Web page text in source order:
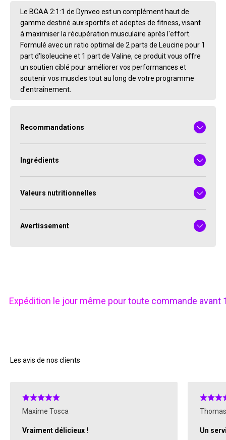
Le BCAA 2:1:1 de Dynveo est un complément haut de
gamme destiné aux sportifs et adeptes de fitness, visant
à maximiser la récupération musculaire après l'effort.
Formulé avec un ratio optimal de 2 parts de Leucine pour 1
part d'Isoleucine et 1 part de Valine, ce produit vous offre
un soutien ciblé pour améliorer vos performances et
soutenir vos muscles tout au long de votre programme
d’entraînement.
Recommandations
Ingrédients
Valeurs nutritionnelles
Avertissement
Expédition le jour même pour toute commande avant
Les avis de nos clients
Maxime Tosca
Vraiment délicieux !
Un